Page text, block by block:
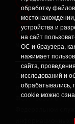
обработку
устройства и
на сайт
ОС и браузера,
нажимает
сайта,
исследований и
обрабатывались,
cookie можно
!
! Информация
Данный сайт
младше 16 лет.
Сетевое издание
регистрации
ФС77-86309 от 17